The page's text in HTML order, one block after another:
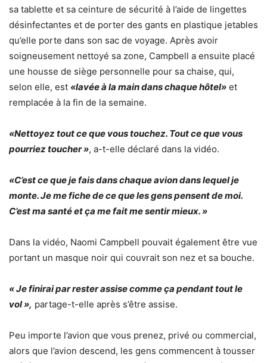
sa tablette et sa ceinture de sécurité à l’aide de lingettes
désinfectantes et de porter des gants en plastique jetables
qu’elle porte dans son sac de voyage. Après avoir
soigneusement nettoyé sa zone, Campbell a ensuite placé
une housse de siège personnelle pour sa chaise, qui,
selon elle, est «lavée à la main dans chaque hôtel» et
remplacée à la fin de la semaine.
«Nettoyez tout ce que vous touchez. Tout ce que vous
pourriez toucher », a-t-elle déclaré dans la vidéo.
«C’est ce que je fais dans chaque avion dans lequel je
monte. Je me fiche de ce que les gens pensent de moi.
C’est ma santé et ça me fait me sentir mieux. »
Dans la vidéo, Naomi Campbell pouvait également être vue
portant un masque noir qui couvrait son nez et sa bouche.
« Je finirai par rester assise comme ça pendant tout le
vol », partage-t-elle après s’être assise.
Peu importe l’avion que vous prenez, privé ou commercial,
alors que l’avion descend, les gens commencent à tousser